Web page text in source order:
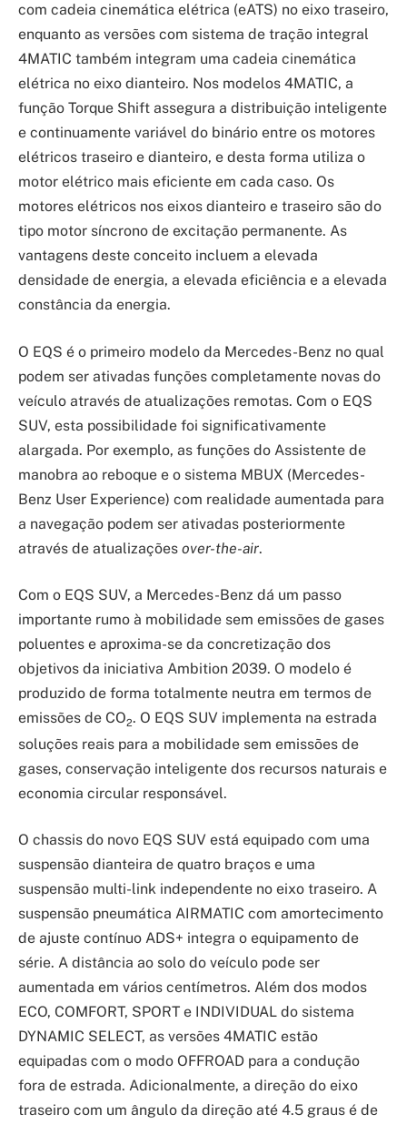
com cadeia cinemática elétrica (eATS) no eixo traseiro,
enquanto as versões com sistema de tração integral
4MATIC também integram uma cadeia cinemática
elétrica no eixo dianteiro. Nos modelos 4MATIC, a
função Torque Shift assegura a distribuição inteligente
e continuamente variável do binário entre os motores
elétricos traseiro e dianteiro, e desta forma utiliza o
motor elétrico mais eficiente em cada caso. Os
motores elétricos nos eixos dianteiro e traseiro são do
tipo motor síncrono de excitação permanente. As
vantagens deste conceito incluem a elevada
densidade de energia, a elevada eficiência e a elevada
constância da energia.
O EQS é o primeiro modelo da Mercedes-Benz no qual
podem ser ativadas funções completamente novas do
veículo através de atualizações remotas. Com o EQS
SUV, esta possibilidade foi significativamente
alargada. Por exemplo, as funções do Assistente de
manobra ao reboque e o sistema MBUX (Mercedes-
Benz User Experience) com realidade aumentada para
a navegação podem ser ativadas posteriormente
através de atualizações over-the-air.
Com o EQS SUV, a Mercedes-Benz dá um passo
importante rumo à mobilidade sem emissões de gases
poluentes e aproxima-se da concretização dos
objetivos da iniciativa Ambition 2039. O modelo é
produzido de forma totalmente neutra em termos de
emissões de CO2. O EQS SUV implementa na estrada
soluções reais para a mobilidade sem emissões de
gases, conservação inteligente dos recursos naturais e
economia circular responsável.
O chassis do novo EQS SUV está equipado com uma
suspensão dianteira de quatro braços e uma
suspensão multi-link independente no eixo traseiro. A
suspensão pneumática AIRMATIC com amortecimento
de ajuste contínuo ADS+ integra o equipamento de
série. A distância ao solo do veículo pode ser
aumentada em vários centímetros. Além dos modos
ECO, COMFORT, SPORT e INDIVIDUAL do sistema
DYNAMIC SELECT, as versões 4MATIC estão
equipadas com o modo OFFROAD para a condução
fora de estrada. Adicionalmente, a direção do eixo
traseiro com um ângulo da direção até 4.5 graus é de